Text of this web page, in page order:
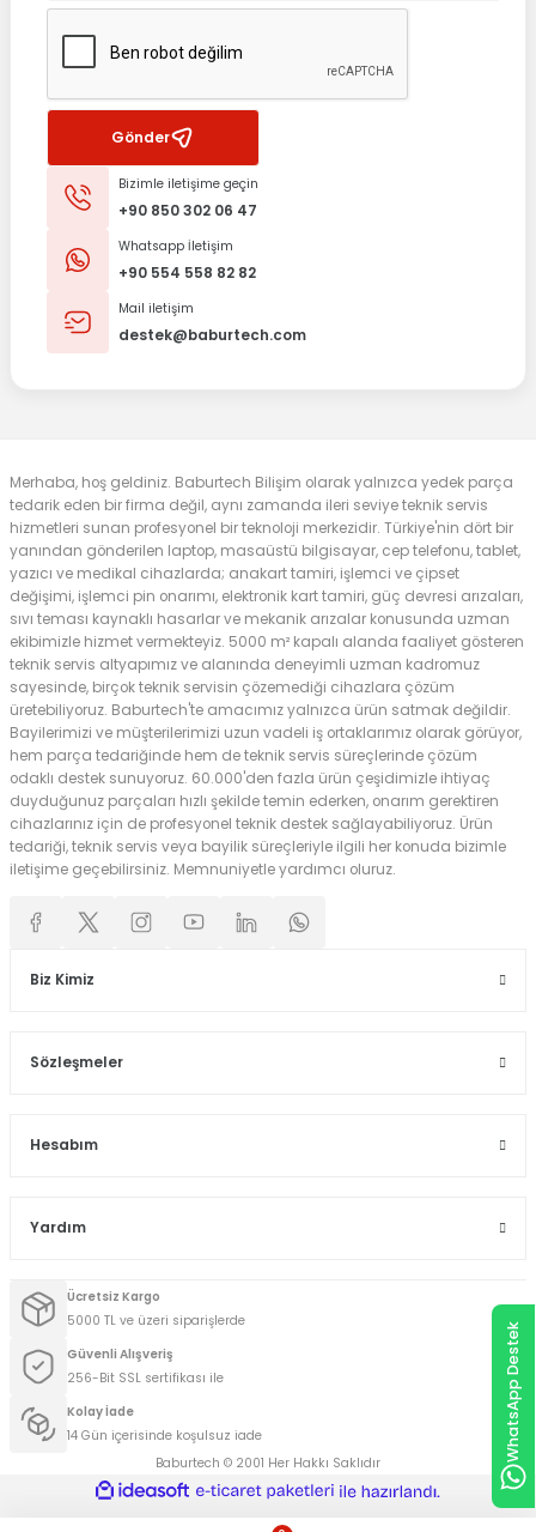
Gönder
Bizimle iletişime geçin
+90 850 302 06 47
Whatsapp İletişim
+90 554 558 82 82
Mail iletişim
destek@baburtech.com
Merhaba, hoş geldiniz. Baburtech Bilişim olarak yalnızca yedek parça
tedarik eden bir firma değil, aynı zamanda ileri seviye teknik servis
hizmetleri sunan profesyonel bir teknoloji merkezidir. Türkiye'nin dört bir
yanından gönderilen laptop, masaüstü bilgisayar, cep telefonu, tablet,
yazıcı ve medikal cihazlarda; anakart tamiri, işlemci ve çipset
değişimi, işlemci pin onarımı, elektronik kart tamiri, güç devresi arızaları,
sıvı teması kaynaklı hasarlar ve mekanik arızalar konusunda uzman
ekibimizle hizmet vermekteyiz. 5000 m² kapalı alanda faaliyet gösteren
teknik servis altyapımız ve alanında deneyimli uzman kadromuz
sayesinde, birçok teknik servisin çözemediği cihazlara çözüm
üretebiliyoruz. Baburtech'te amacımız yalnızca ürün satmak değildir.
Bayilerimizi ve müşterilerimizi uzun vadeli iş ortaklarımız olarak görüyor,
hem parça tedariğinde hem de teknik servis süreçlerinde çözüm
odaklı destek sunuyoruz. 60.000'den fazla ürün çeşidimizle ihtiyaç
duyduğunuz parçaları hızlı şekilde temin ederken, onarım gerektiren
cihazlarınız için de profesyonel teknik destek sağlayabiliyoruz. Ürün
tedariği, teknik servis veya bayilik süreçleriyle ilgili her konuda bizimle
iletişime geçebilirsiniz. Memnuniyetle yardımcı oluruz.
Biz Kimiz
Sözleşmeler
Hesabım
Yardım
Ücretsiz Kargo
5000 TL ve üzeri siparişlerde
Güvenli Alışveriş
256-Bit SSL sertifikası ile
Kolay İade
14 Gün içerisinde koşulsuz iade
Baburtech © 2001 Her Hakkı Saklıdır
WhatsApp Destek
ideasoft
e-
hazırlandı.